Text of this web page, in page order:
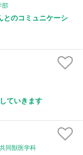
部
とのコミュニケーシ
ていきます
同獣医学科